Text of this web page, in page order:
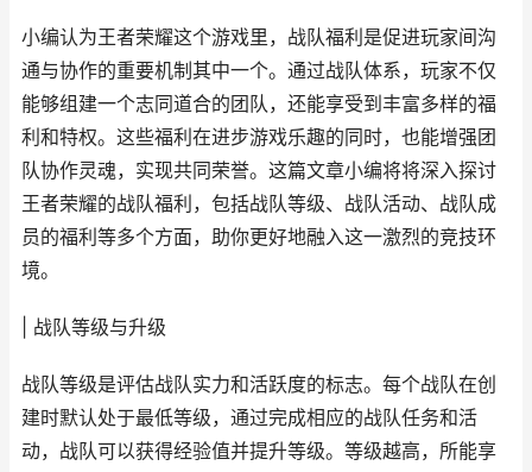
小编认为王者荣耀这个游戏里，战队福利是促进玩家间沟
通与协作的重要机制其中一个。通过战队体系，玩家不仅
能够组建一个志同道合的团队，还能享受到丰富多样的福
利和特权。这些福利在进步游戏乐趣的同时，也能增强团
队协作灵魂，实现共同荣誉。这篇文章小编将将深入探讨
王者荣耀的战队福利，包括战队等级、战队活动、战队成
员的福利等多个方面，助你更好地融入这一激烈的竞技环
境。
| 战队等级与升级
战队等级是评估战队实力和活跃度的标志。每个战队在创
建时默认处于最低等级，通过完成相应的战队任务和活
动，战队可以获得经验值并提升等级。等级越高，所能享